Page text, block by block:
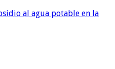
al agua potable en la